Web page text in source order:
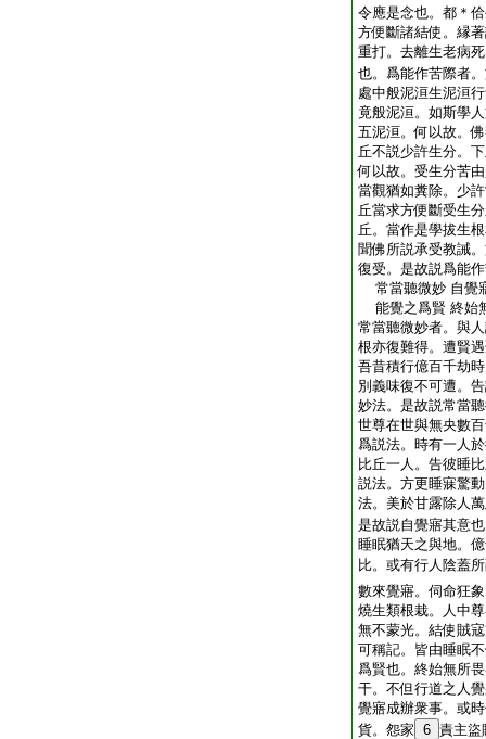
令應是念也。都＊
方便斷諸結使。縁
重打。去離生老病
也。爲能作苦際者
處中般泥洹生泥洹
竟般泥洹。如斯學
五泥洹。何以故。
丘不説少許生分。
何以故。受生分苦
當觀猶如糞除。少
丘當求方便斷受生
丘。當作是學拔生
聞佛所説承受教誡
復受。是故説爲能
常當聽微妙 自覺
能覺之爲賢 終始
常當聽微妙者。與
根亦復難得。遭賢
吾昔積行億百千劫
別義味復不可遭。
妙法。是故説常當
世尊在世與無央數
爲説法。時有一人
比丘一人。告彼睡
説法。方更睡寐驚
法。美於甘露除人
是故説自覺寤其意
睡眠猶天之與地。
比。或有行人陰蓋
數來覺寤。伺命狂象
燒生類根栽。人中
無不蒙光。結使賊
可稱記。皆由睡眠
爲賢也。終始無所
干。不但行道之人
覺寤成辦衆事。或
貨。怨家 6 責主盜